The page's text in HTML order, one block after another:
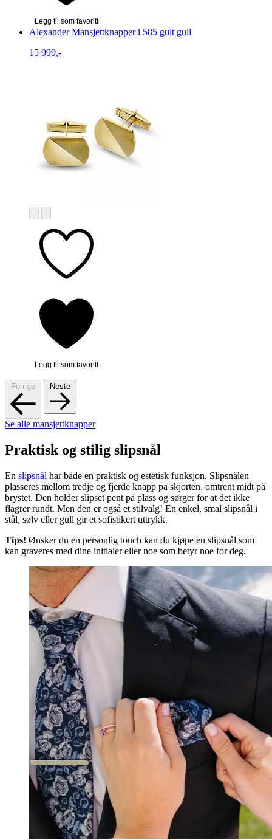
Legg til som favoritt
Alexander Mansjettknapper i 585 gult gull
15 999,-
Legg til som favoritt
Forrige Neste
Se alle mansjettknapper
Praktisk og stilig slipsnål
En slipsnål har både en praktisk og estetisk funksjon. Slipsnålen
plasseres mellom tredje og fjerde knapp på skjorten, omtrent midt på
brystet. Den holder slipset pent på plass og sørger for at det ikke
flagrer rundt. Men den er også et stilvalg! En enkel, smal slipsnål i
stål, sølv eller gull gir et sofistikert uttrykk.
Tips! Ønsker du en personlig touch kan du kjøpe en slipsnål som
kan graveres med dine initialer eller noe som betyr noe for deg.